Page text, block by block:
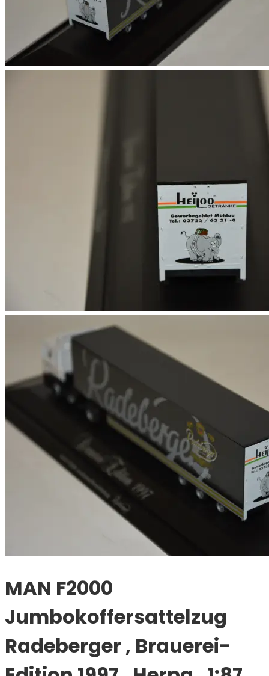
MAN F2000
Jumbokoffersattelzug
Radeberger , Brauerei-